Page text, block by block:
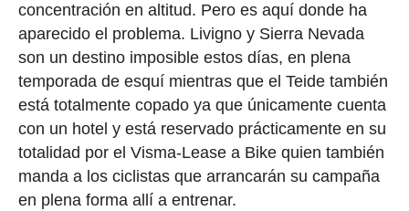
concentración en altitud. Pero es aquí donde ha
aparecido el problema. Livigno y Sierra Nevada
son un destino imposible estos días, en plena
temporada de esquí mientras que el Teide también
está totalmente copado ya que únicamente cuenta
con un hotel y está reservado prácticamente en su
totalidad por el Visma-Lease a Bike quien también
manda a los ciclistas que arrancarán su campaña
en plena forma allí a entrenar.